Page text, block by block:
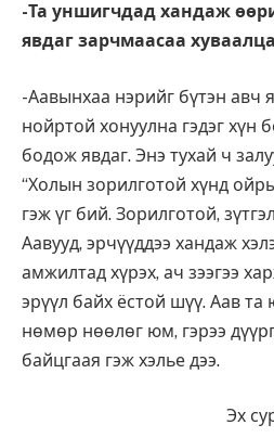
-Та уншигчдад хандаж
явдаг зарчмаасаа
-Аавынхаа нэрийг бүтэн авч
нойртой хонуулна гэдэг хүн
бодож явдаг. Энэ тухай ч
“Холын зорилготой хүнд
гэж үг бий. Зорилготой,
Аавууд, эрчүүддээ хандаж
амжилтад хүрэх, ач зээгээ
эрүүл байх ёстой шүү. Аав та
нөмөр нөөлөг юм, гэрээ
байцгаая гэж хэлье дээ.
Эх